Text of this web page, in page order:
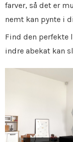
farver, så det er
nemt kan pynte i
Find den perfekte
indre abekat kan